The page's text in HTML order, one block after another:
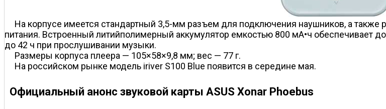
На корпусе имеется стандартный 3,5-мм разъем для подключения наушников, а
питания. Встроенный литий­полимерный аккумулятор емкостью 800 мА•ч обеспечивает
до 42 ч при прослушивании музыки.
Размеры корпуса плеера — 105×58×9,8 мм; вес — 77 г.
На российском рынке модель iriver S100 Blue появится в середине мая.
Официальный анонс звуковой карты ASUS Xonar Phoebus